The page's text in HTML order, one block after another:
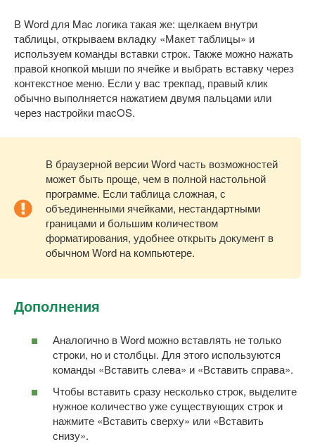
В Word для Mac логика такая же: щелкаем внутри
таблицы, открываем вкладку «Макет таблицы» и
используем команды вставки строк. Также можно нажать
правой кнопкой мыши по ячейке и выбрать вставку через
контекстное меню. Если у вас трекпад, правый клик
обычно выполняется нажатием двумя пальцами или
через настройки macOS.
В браузерной версии Word часть возможностей
может быть проще, чем в полной настольной
программе. Если таблица сложная, с
объединенными ячейками, нестандартными
границами и большим количеством
форматирования, удобнее открыть документ в
обычном Word на компьютере.
Дополнения
Аналогично в Word можно вставлять не только
строки, но и столбцы. Для этого используются
команды «Вставить слева» и «Вставить справа».
Чтобы вставить сразу несколько строк, выделите
нужное количество уже существующих строк и
нажмите «Вставить сверху» или «Вставить
снизу».